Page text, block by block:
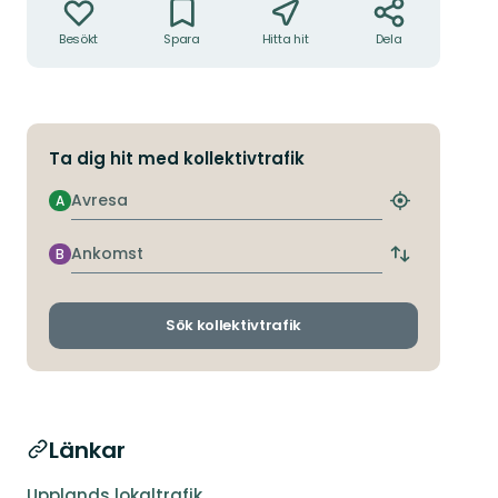
Besökt Spara Hitta hit Dela
Ta dig hit med kollektivtrafik
Avresa
A
Hitta
hållplats
Ankomst
B
Byt
och
Sök kollektivtrafik
Länkar